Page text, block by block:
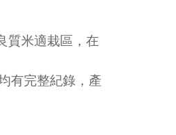
質米適栽區，在
有完整紀錄，產